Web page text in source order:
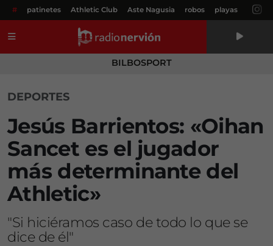
# patinetes Athletic Club Aste Nagusia robos playas
BILBOSPORT
DEPORTES
Jesús Barrientos: «Oihan
Sancet es el jugador
más determinante del
Athletic»
"Si hiciéramos caso de todo lo que se
dice de él"